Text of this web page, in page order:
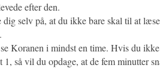
efter den.
selv på, at du ikke bare skal til at
i mindst en time. Hvis du
så vil du opdage, at de fem minutter